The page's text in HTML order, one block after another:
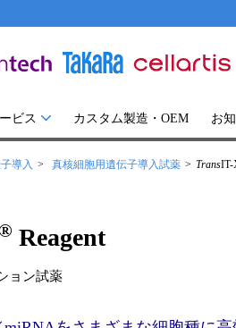
ビス カスタム製造・OEM お
導入 真核細胞用遺伝子導入試薬 TransIT-
® Reagent
ョン試薬